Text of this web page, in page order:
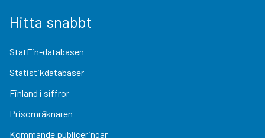
Hitta snabbt
StatFin-databasen
Statistikdatabaser
Finland i siffror
Prisomräknaren
Kommande publiceringar